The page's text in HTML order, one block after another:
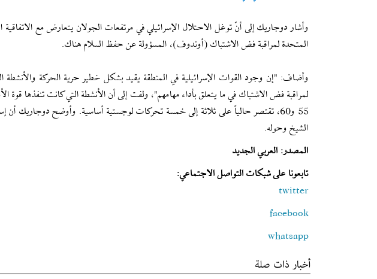
المتحدة لمراقبة فض الاشتباك (أوندوف)، المسؤولة عن حفظ السلام هناك.
وأضاف: "إن وجود القوات الإسرائيلية في المنطقة يقيد بشكل خطير حرية الحركة والأنشطة
لمراقبة فض الاشتباك في ما يتعلق بأداء مهامهم"، ولفت إلى أن الأنشطة التي كانت تنفذها قوة
55 و60، تقتصر حالياً على ثلاثة إلى خمسة تحركات لوجستية أساسية. وأوضح دوجاريك
الشيخ وحوله.
المصدر: العربي الجديد
تابعونا على شبكات التواصل الاجتماعي:
twitter
facebook
whatsapp
أخبار ذات صلة